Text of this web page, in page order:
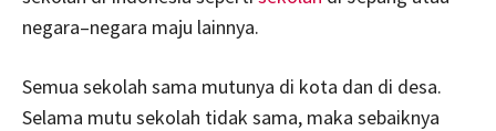
negara–negara maju lainnya.
Semua sekolah sama mutunya di kota dan di desa.
Selama mutu sekolah tidak sama, maka sebaiknya